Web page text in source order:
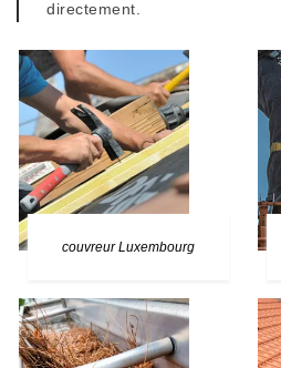
directement.
couvreur Luxembourg